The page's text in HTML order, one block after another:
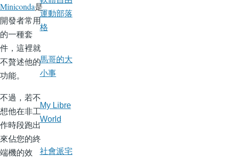
Miniconda是
開發者常用
的一種套
件，這裡就
不贅述他的
功能。
不過，若不
想他在非工
作時段跑出
來佔您的終
端機的效
運動部落
格
馬哥的大
小事
My Libre
World
社會派宅